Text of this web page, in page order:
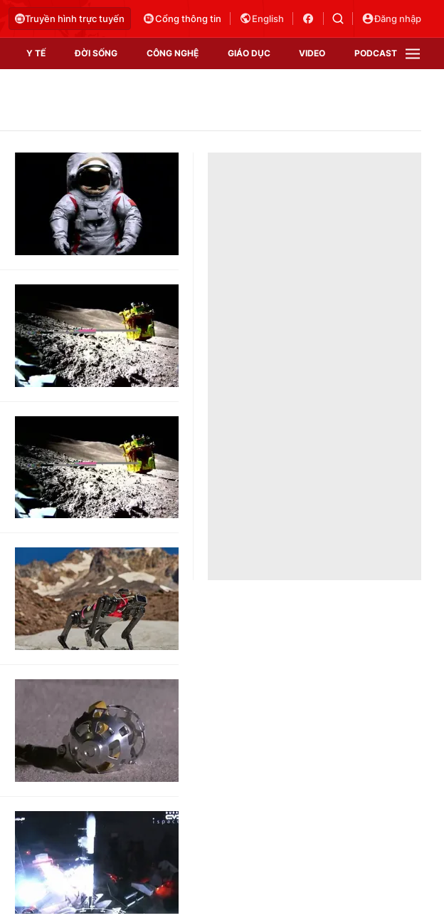
Truyền hình trực tuyến Cổng thông tin English Đăng nhập
Y TẾ ĐỜI SỐNG CÔNG NGHỆ GIÁO DỤC VIDEO PODCAST
Video
Shorts video
Podcast
EMagazine
Photo
Infographic
Góc ảnh
Công nghệ
Hitech Công nghệ tương lai
Sản phẩm
Thị trường
Tư vấn
VTV Sức khoẻ